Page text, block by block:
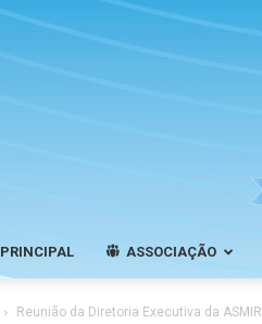
PRINCIPAL ASSOCIAÇÃO
Reunião da Diretoria Executiva da ASMIR